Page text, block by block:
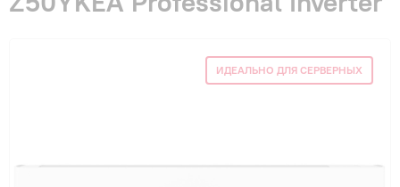
ИДЕАЛЬНО ДЛЯ СЕРВЕРНЫХ